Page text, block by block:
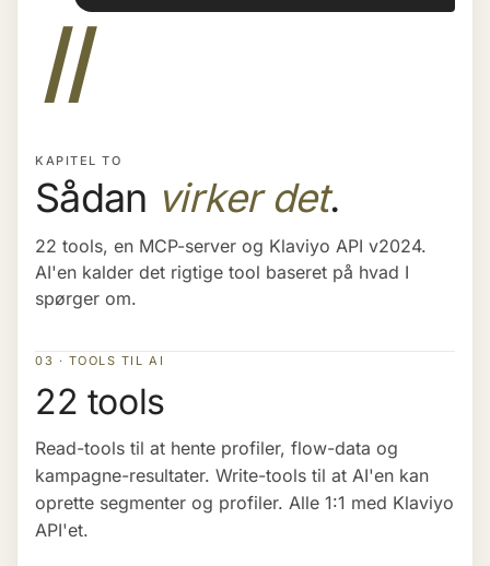
II
KAPITEL TO
Sådan virker det.
22 tools, en MCP-server og Klaviyo API v2024.
AI'en kalder det rigtige tool baseret på hvad I
spørger om.
03 · TOOLS TIL AI
22 tools
Read-tools til at hente profiler, flow-data og
kampagne-resultater. Write-tools til at AI'en kan
oprette segmenter og profiler. Alle 1:1 med Klaviyo
API'et.